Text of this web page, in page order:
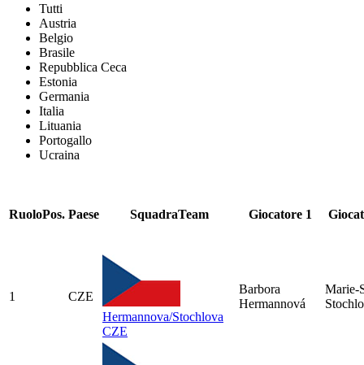
Tutti
Austria
Belgio
Brasile
Repubblica Ceca
Estonia
Germania
Italia
Lituania
Portogallo
Ucraina
RuoloPos. Paese SquadraTeam Giocatore 1
1
CZE
Hermannova/Stochlova
CZE
Barbora
Hermannová
Marie-